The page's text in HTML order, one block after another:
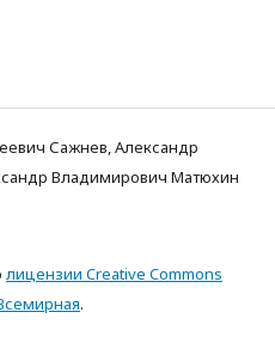
Сажнев, Александр
Владимирович Матюхин
лицензии Creative Commons
.